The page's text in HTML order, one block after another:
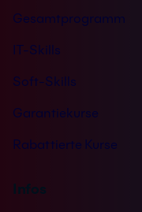
Gesamtprogramm
IT-Skills
Soft-Skills
Garantiekurse
Rabattierte Kurse
Infos